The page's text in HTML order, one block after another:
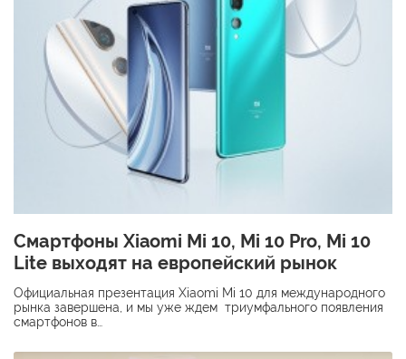
Смартфоны Xiaomi Mi 10, Mi 10 Pro, Mi 10
Lite выходят на европейский рынок
Официальная презентация Xiaomi Mi 10 для международного
рынка завершена, и мы уже ждем триумфального появления
смартфонов в…